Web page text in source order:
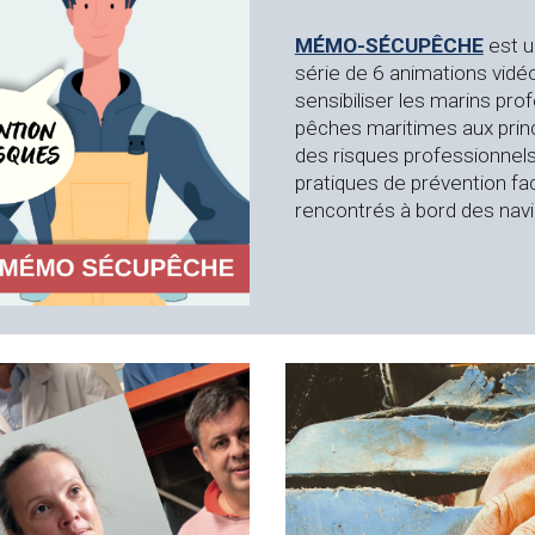
MÉMO-SÉCUPÊCHE est
série de 6 animations
sensibiliser les marins
pêches maritimes aux
des risques
pratiques de prévention
rencontrés à bord des